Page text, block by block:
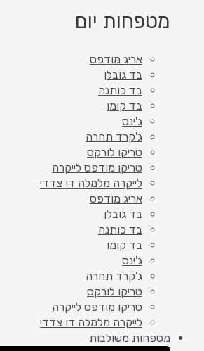
מטפחות יום
אריג מודפס
בד גובלן
בד כותנה
בד קומו
ג'ינס
ג'קרד תחרה
טריקו לורקס
טריקו מודפס לייקרה
לייקרה מלמלה דו צדדי
אריג מודפס
בד גובלן
בד כותנה
בד קומו
ג'ינס
ג'קרד תחרה
טריקו לורקס
טריקו מודפס לייקרה
לייקרה מלמלה דו צדדי
מטפחות משולבות